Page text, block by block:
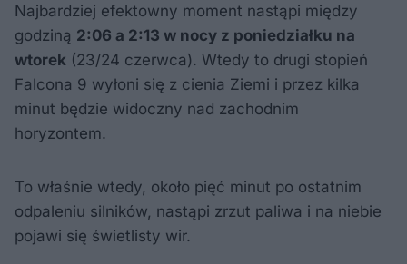
Najbardziej efektowny moment nastąpi między
godziną 2:06 a 2:13 w nocy z poniedziałku na
wtorek (23/24 czerwca). Wtedy to drugi stopień
Falcona 9 wyłoni się z cienia Ziemi i przez kilka
minut będzie widoczny nad zachodnim
horyzontem.
To właśnie wtedy, około pięć minut po ostatnim
odpaleniu silników, nastąpi zrzut paliwa i na niebie
pojawi się świetlisty wir.